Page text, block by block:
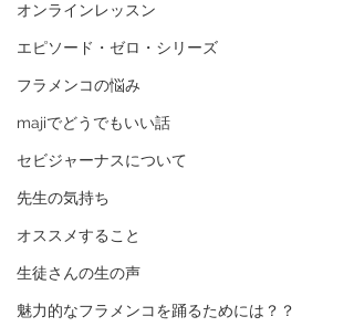
オンラインレッスン
エピソード・ゼロ・シリーズ
フラメンコの悩み
majiでどうでもいい話
セビジャーナスについて
先生の気持ち
オススメすること
生徒さんの生の声
魅力的なフラメンコを踊るためには？？